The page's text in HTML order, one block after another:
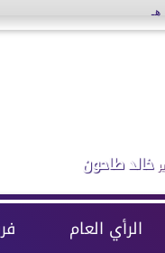
هـ
خالد طاحون
الرأي العام